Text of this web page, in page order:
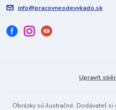
info@pracovneodevykado.sk
Upravit
Obrázky sú ilustračné. Dodávateľ